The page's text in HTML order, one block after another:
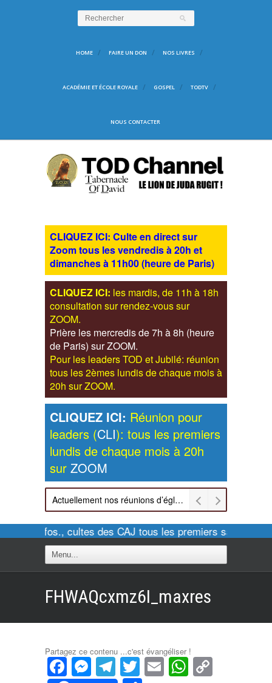
HOME FAIRE UN DON NOS LIVRES
ACADÉMIE ET ÉCOLE ROYALE GOSPEL TODTV
NOUS CONTACTER
CLIQUEZ ICI: Culte en direct sur
Zoom tous les vendredis à 20h et
dimanches à 11h00 (heure de Paris)
CLIQUEZ ICI: les mardis, de 11h à 18h
consultation sur rendez-vous sur
ZOOM.
Prière les mercredis de 7h à 8h (heure
de Paris) sur ZOOM.
Pour les leaders TOD et Jubilé: réunion
tous les 2èmes lundis de chaque mois à
20h sur ZOOM.
CLIQUEZ ICI: Réunion pour
leaders (CLI): tous les premiers
lundis de chaque mois à 20h
sur ZOOM
Actuellement nos réunions d’église sont retransmises sur ZOOM les dimanches à 11h et vendredis à 20h00
Pour infos., cultes des CAJ tous les premiers samedis
FHWAQcxmz6I_maxres
Partagez ce contenu ...c'est évangéliser !
Facebook
Messenger
Telegram
Twitter
Email